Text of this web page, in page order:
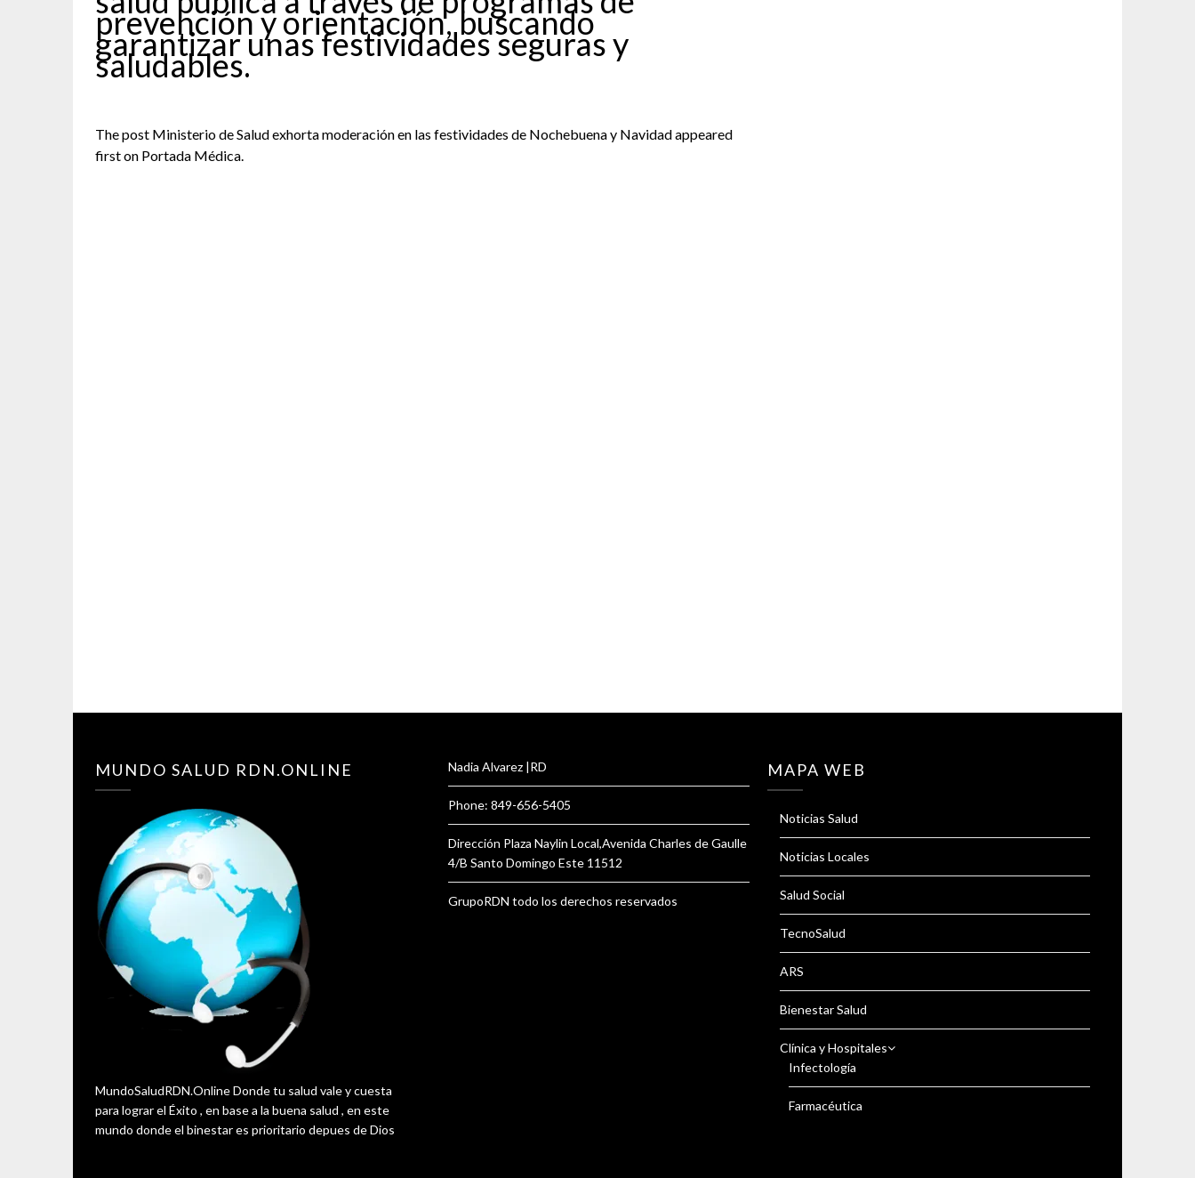
prevención y orientación, buscando
garantizar unas festividades seguras y
saludables.
The post Ministerio de Salud exhorta moderación en las festividades de Nochebuena y Navidad appeared
first on Portada Médica.
MUNDO SALUD RDN.ONLINE
MundoSaludRDN.Online Donde tu salud vale y cuesta
para lograr el Éxito , en base a la buena salud , en este
mundo donde el binestar es prioritario depues de Dios
Nadia Alvarez |RD
Phone: 849-656-5405
Dirección Plaza Naylin Local,Avenida Charles de Gaulle
4/B Santo Domingo Este 11512
GrupoRDN todo los derechos reservados
MAPA WEB
Noticias Salud
Noticias Locales
Salud Social
TecnoSalud
ARS
Bienestar Salud
Clínica y Hospitales
Infectología
Farmacéutica